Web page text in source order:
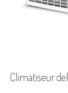
Climatiseur